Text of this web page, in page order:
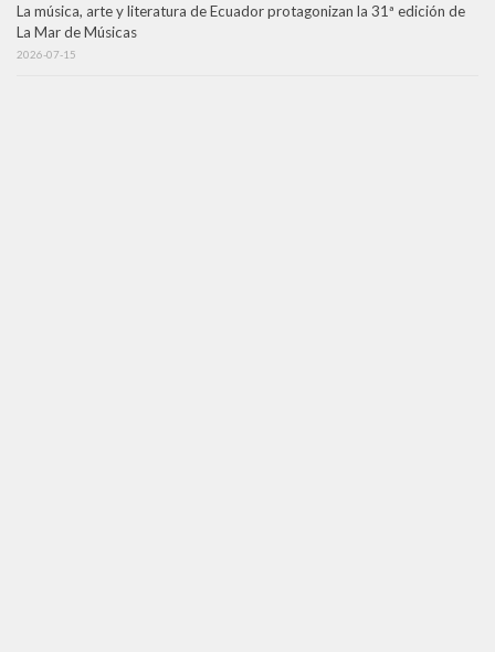
La música, arte y literatura de Ecuador protagonizan la 31ª edición de
La Mar de Músicas
2026-07-15